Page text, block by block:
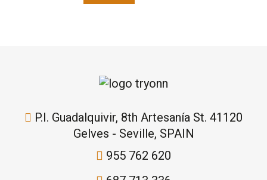
P.I. Guadalquivir, 8th Artesanía St. 41120
Gelves - Seville, SPAIN
955 762 620